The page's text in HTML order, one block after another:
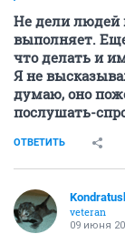
Не дели людей
выполняет. Еще
что делать и
Я не
думаю, оно
послушать-
ОТВЕТИТЬ
veteran
09 июня